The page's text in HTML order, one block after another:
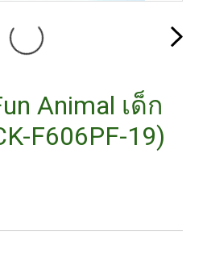
Animal เด็ก
F606PF-19)